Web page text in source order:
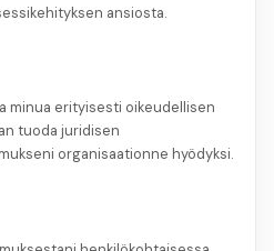
ansiosta.
minua erityisesti oikeudellisen
tuoda juridisen
organisaationne hyödyksi.